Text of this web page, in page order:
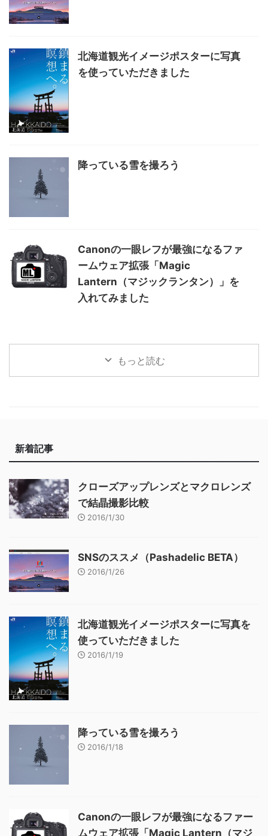
北海道観光イメージポスターに写真
を使っていただきました
降っている雪を撮ろう
Canonの一眼レフが最強になるファ
ームウェア拡張「Magic
Lantern（マジックランタン）」を
入れてみました
もっと読む
新着記事
クローズアップレンズとマクロレンズ
で結晶撮影比較
2016/1/30
SNSのススメ（Pashadelic BETA）
2016/1/26
北海道観光イメージポスターに写真を
使っていただきました
2016/1/19
降っている雪を撮ろう
2016/1/18
Canonの一眼レフが最強になるファー
ムウェア拡張「Magic Lantern（マジ